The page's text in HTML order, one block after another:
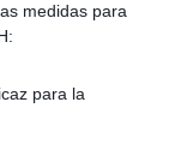
medidas para
para la